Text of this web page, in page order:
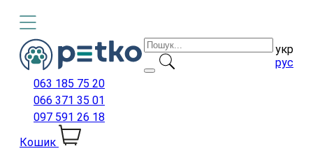
укр
рус
063 185 75 20
066 371 35 01
097 591 26 18
Кошик